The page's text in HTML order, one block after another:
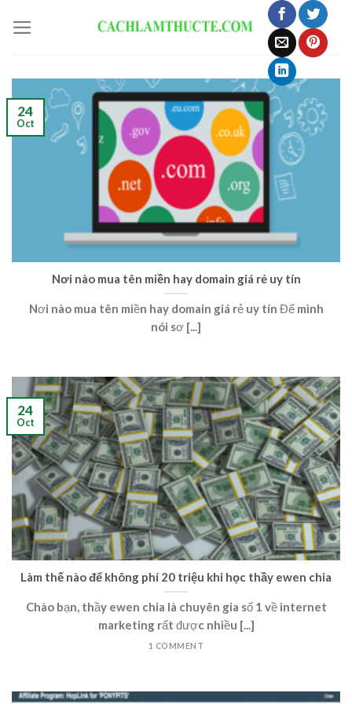
to
Nơi nào mua tên miền hay domain giá rẻ uy tín
Nơi nào mua tên miền hay domain giá rẻ uy tín Để mình
nói sơ [...]
24
Oct
Làm thế nào để không phí 20 triệu khi học thầy ewen chia
Chào bạn, thầy ewen chia là chuyên gia số 1 về internet
marketing rất được nhiều [...]
1 COMMENT
24
Oct